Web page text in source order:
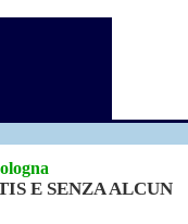
E SENZA ALCUN